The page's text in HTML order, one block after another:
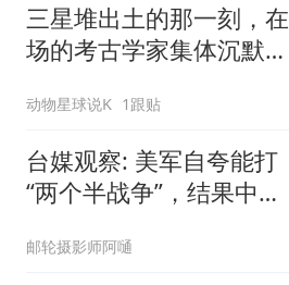
三星堆出土的那一刻，在
场的考古学家集体沉默
动物星球说K 1跟贴
台媒观察: 美军自夸能打
“两个半战争”，结果中东
邮轮摄影师阿嗵